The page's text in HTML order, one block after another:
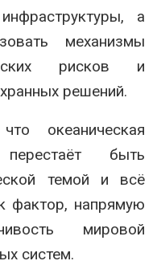
а
механизмы
рисков и
решений.
океаническая
быть
темой и всё
фактор, напрямую
мировой
систем.